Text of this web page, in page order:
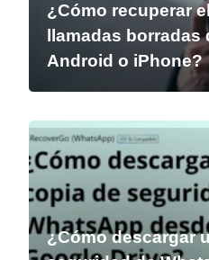
¿Cómo recuperar
llamadas
Android o iPhone?
¿Cómo descargar